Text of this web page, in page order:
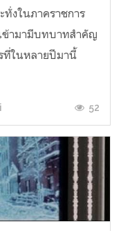
งในภาคราชการ
ข้ามามีบทบาทสำคัญ
ที่ในหลายปีมานี้
52